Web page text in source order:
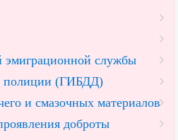
эмиграционной службы
полиции (ГИБДД)
и смазочных материалов
доброты